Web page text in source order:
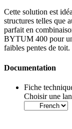
Cette solution est
structures telles que
parfait en
BYTUM 400 pour
faibles pentes de toit.
Documentation
Fiche
Choisir une